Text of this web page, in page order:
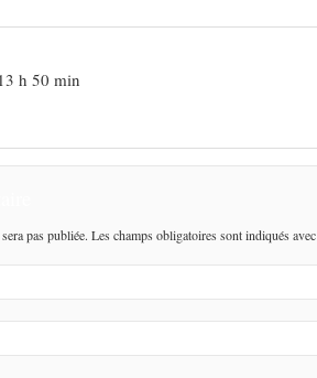
h 50 min
pas publiée. Les champs obligatoires sont indiqués avec